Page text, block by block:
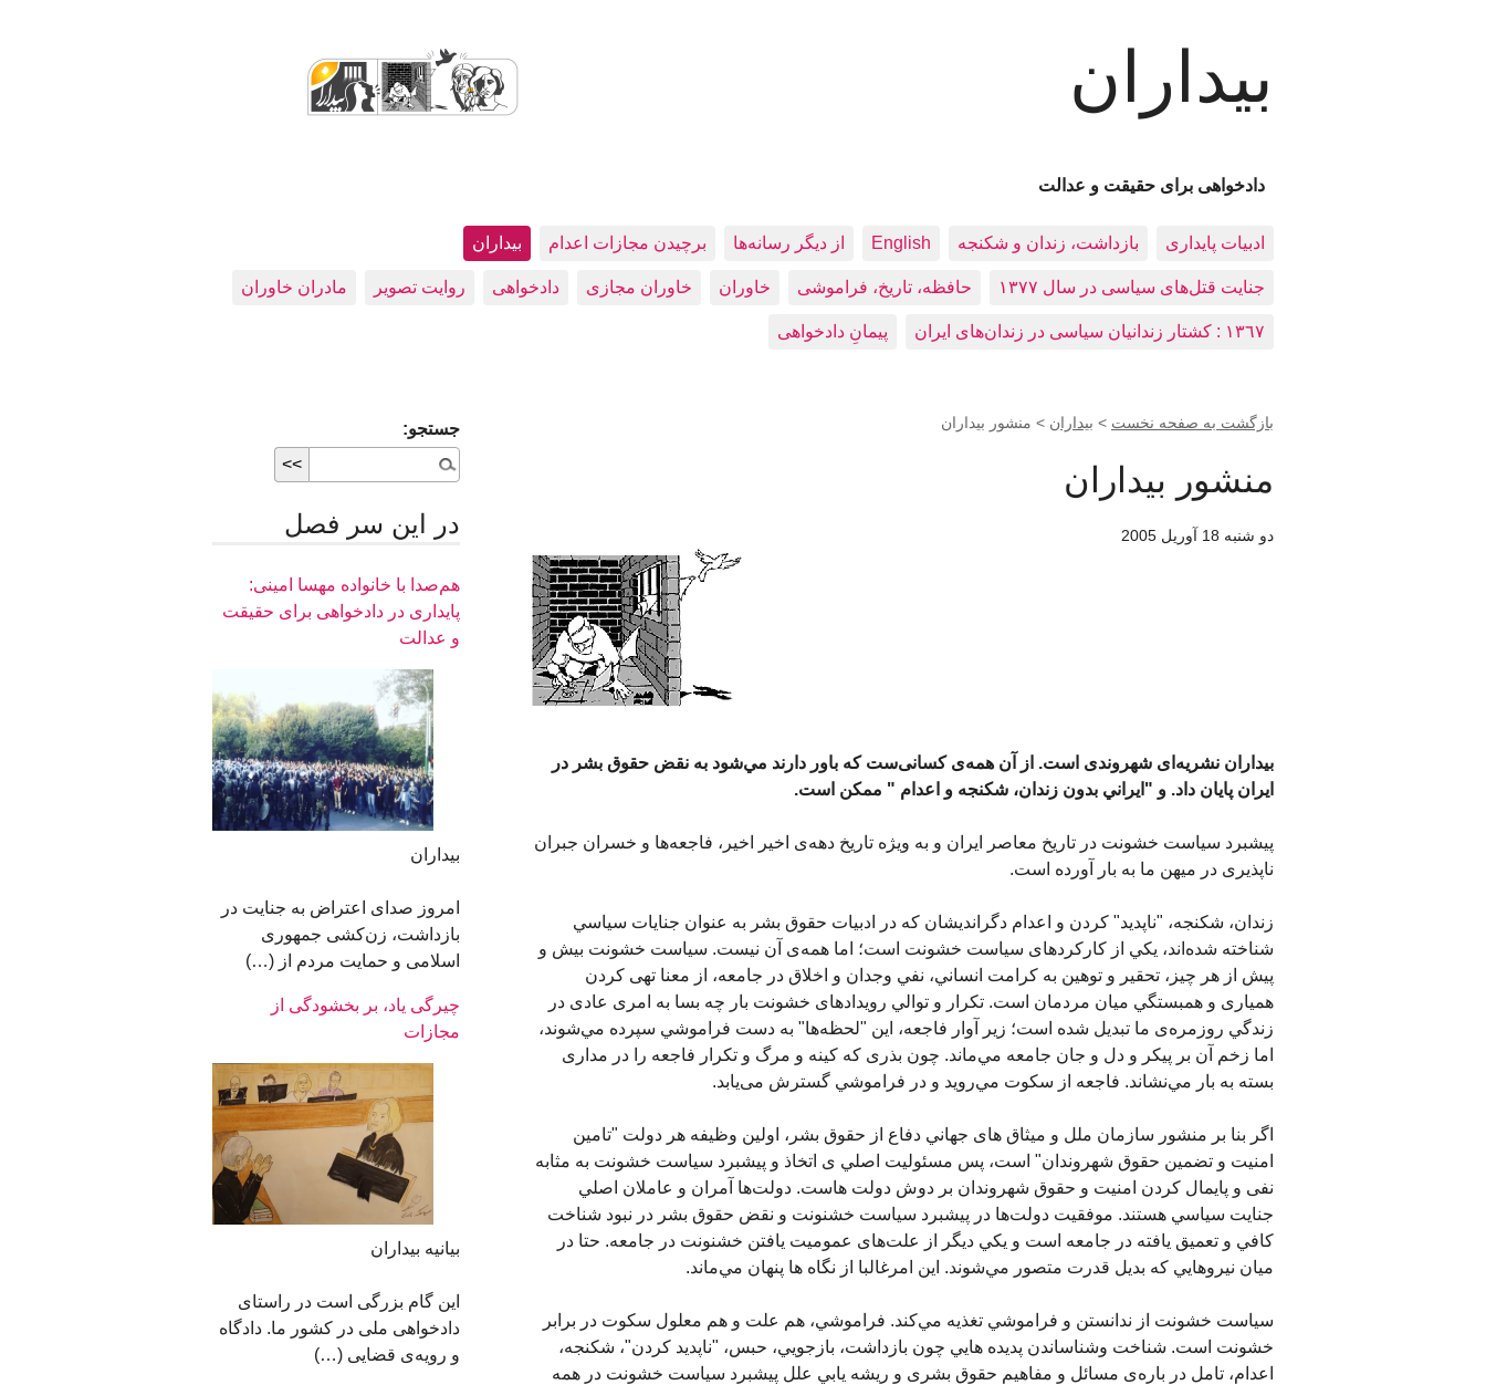
بیداران
دادخواهی برای حقیقت و عدالت
ادبيات پايداری بازداشت، زندان و شکنجه English از دیگر رسانه‌ها برچیدن مجازات اعدام بيداران
جنایت قتل‌های سیاسی در سال ۱۳۷۷ حافظه، تاريخ، فراموشی خاوران خاوران مجازی دادخواهی روایت تصویر مادران خاوران
١٣٦٧ : کشتار زندانيان سياسی در زندان‌های ایران پیمانِ دادخواهی
بازگشت به صفحه نخست > بيداران > منشور بيداران
منشور بيداران
دو شنبه 18 آوريل 2005
بيداران نشريه‌ای شهروندی است. از آن همه‌ی کسانی‌ست که باور دارند مي‌شود به نقض حقوق بشر در
ايران پايان داد. و "ايراني بدون زندان، شکنجه و اعدام " ممکن است.
پيشبرد سياست خشونت در تاريخ معاصر ايران و به ويژه تاريخ دهه‌ی اخیر اخير، فاجعه‌ها و خسران جبران
ناپذيری در ميهن ما به بار آورده است.
زندان، شکنجه، "ناپديد" کردن و اعدام دگرانديشان که در ادبيات حقوق بشر به عنوان جنايات سياسي
شناخته شده‌اند، يکي از کارکرد‌های سياست خشونت است؛ اما همه‌ی آن نيست. سياست خشونت بيش و
پيش از هر چيز، تحقير و توهين به کرامت انساني، نفي وجدان و اخلاق در جامعه، از معنا تهی کردن
همياری و همبستگي ميان مردمان است. تکرار و توالي رويدادهای خشونت بار چه بسا به امری عادی در
زندگي روزمره‌ی ما تبديل شده است؛ زير آوار فاجعه، اين "لحظه‌ها" به دست فراموشي سپرده مي‌شوند،
اما زخم آن بر پيکر و دل و جان جامعه مي‌ماند. چون بذری که کينه و مرگ و تکرار فاجعه را در مداری
بسته به بار مي‌نشاند. فاجعه از سکوت مي‌رويد و در فراموشي گسترش می‌يابد.
اگر بنا بر منشور سازمان ملل و ميثاق های جهاني دفاع از حقوق بشر، اولين وظيفه هر دولت "تامين
امنيت و تضمين حقوق شهروندان" است، پس مسئوليت اصلي ی اتخاذ و پيشبرد سياست خشونت به مثابه
نفی و پايمال کردن امنيت و حقوق شهروندان بر دوش دولت هاست. دولت‌ها آمران و عاملان اصلي
جنايت سياسي هستند. موفقيت دولت‌ها در پيشبرد سياست خشنونت و نقض حقوق بشر در نبود شناخت
کافي و تعميق يافته در جامعه است و يکي ديگر از علت‌های عموميت يافتن خشنونت در جامعه. حتا در
ميان نيروهايي که بديل قدرت متصور مي‌شوند. اين امرغالبا از نگاه ها پنهان مي‌ماند.
سياست خشونت از ندانستن و فراموشي تغذيه مي‌کند. فراموشي، هم علت و هم معلول سکوت در برابر
خشونت است. شناخت وشناساندن پديده هايي چون بازداشت، بازجويي، حبس، "ناپديد کردن"، شکنجه،
اعدام، تامل در باره‌ی مسائل و مفاهيم حقوق بشری و ريشه يابي علل پيشبرد سياست خشونت در همه
جستجو:
در اين سر فصل
هم‌صدا با خانواده مهسا امینی:
پایداری در دادخواهی برای حقیقت
و عدالت
بیداران
امروز صدای اعتراض به جنایت در
بازداشت، زن‌کشی جمهوری
اسلامی و حمایت مردم از (…)
چیرگی یاد، بر بخشودگی از
مجازات
بیانیه بیداران
این گام بزرگی است در راستای
دادخواهی ملی در کشور ما. دادگاه
و رویه‌ی قضایی (…)